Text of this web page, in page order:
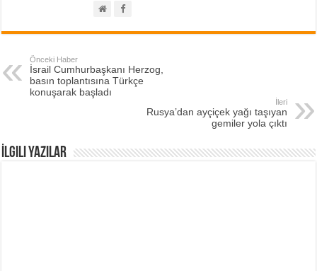
Önceki Haber
İsrail Cumhurbaşkanı Herzog,
basın toplantısına Türkçe
konuşarak başladı
İleri
Rusya’dan ayçiçek yağı taşıyan
gemiler yola çıktı
İlgili Yazılar